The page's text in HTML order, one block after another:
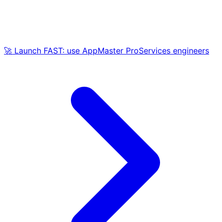
🚀 Launch FAST: use AppMaster ProServices engineers